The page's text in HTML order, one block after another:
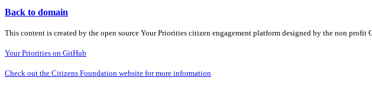
Back to domain
This content is created by the open source Your Priorities citizen engagement platform designed by the non profit
Your Priorities on GitHub
Check out the Citizens Foundation website for more information